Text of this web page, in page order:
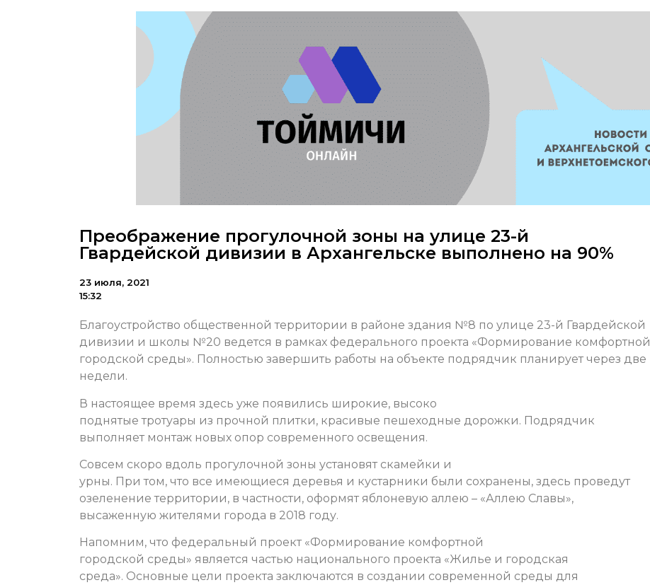
Преображение прогулочной зоны на улице 23-й
Гвардейской дивизии в Архангельске выполнено на 90%
23 июля, 2021
15:32
Благоустройство общественной территории в районе здания №8 по улице 23-й Гвардейской
дивизии и школы №20 ведется в рамках федерального проекта «Формирование комфортной
городской среды». Полностью завершить работы на объекте подрядчик планирует через две
недели.
В настоящее время здесь уже появились широкие, высоко
поднятые тротуары из прочной плитки, красивые пешеходные дорожки. Подрядчик
выполняет монтаж новых опор современного освещения.
Совсем скоро вдоль прогулочной зоны установят скамейки и
урны. При том, что все имеющиеся деревья и кустарники были сохранены, здесь проведут
озеленение территории, в частности, оформят яблоневую аллею – «Аллею Славы»,
высаженную жителями города в 2018 году.
Напомним, что федеральный проект «Формирование комфортной
городской среды» является частью национального проекта «Жилье и городская
среда». Основные цели проекта заключаются в создании современной среды для